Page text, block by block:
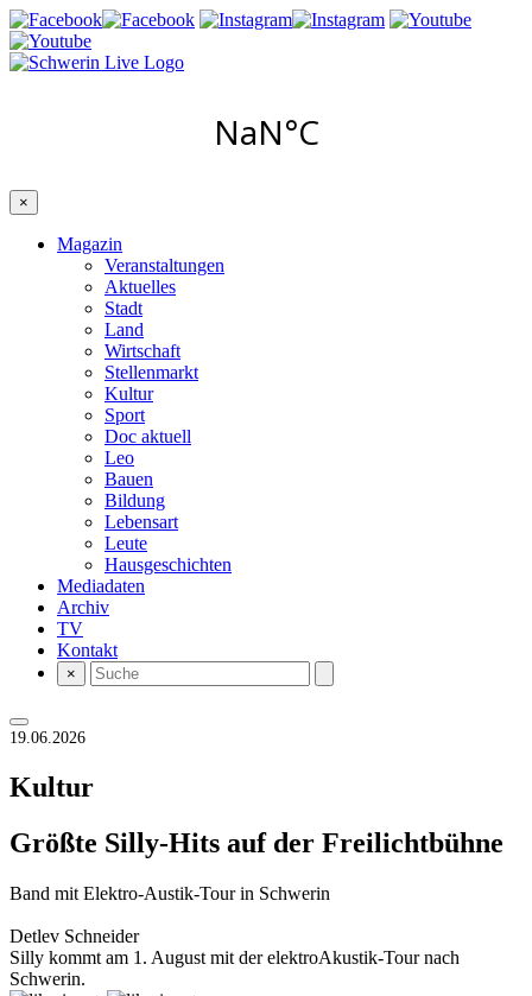
×
Magazin
Veranstaltungen
Aktuelles
Stadt
Land
Wirtschaft
Stellenmarkt
Kultur
Sport
Doc aktuell
Leo
Bauen
Bildung
Lebensart
Leute
Hausgeschichten
Mediadaten
Archiv
TV
Kontakt
×
19.06.2026
Kultur
Größte Silly-Hits auf der Freilichtbühne
Band mit Elektro-Austik-Tour in Schwerin
Detlev Schneider
Silly kommt am 1. August mit der elektroAkustik-Tour nach
Schwerin.